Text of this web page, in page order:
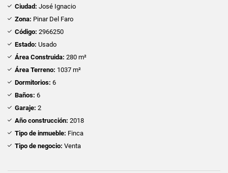
Ciudad: José Ignacio
Zona: Pinar Del Faro
Código: 2966250
Estado: Usado
Área Construida: 280 m²
Área Terreno: 1037 m²
Dormitorios: 6
Baños: 6
Garaje: 2
Año construcción: 2018
Tipo de inmueble: Finca
Tipo de negocio: Venta